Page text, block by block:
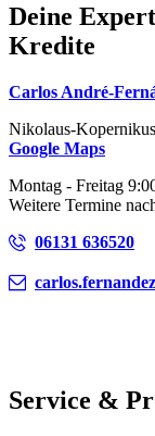
Deine
Kredite
Carlos André-
Nikolaus-
Google Maps
Montag - Freitag
Weitere Termine
06131 636520
Service &